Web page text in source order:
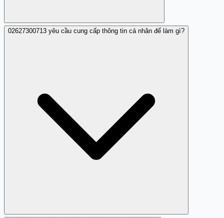
Theo báo cáo, người gọi từ 02627300713 sử dụng danh
nhân. Ngân hàng thực không bao giờ gọi để yêu cầu
thông tin nhạy cảm qua điện thoại.
02627300713 yêu cầu cung cấp thông tin cá nhân để làm gì?